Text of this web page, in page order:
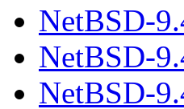
NetBSD-
NetBSD-
NetBSD-